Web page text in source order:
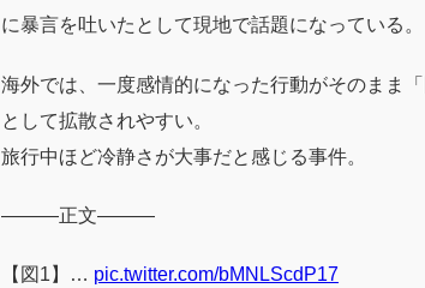
に暴言を吐いたとして現地で話題になっている。
海外では、一度感情的になった行動がそのまま「
として拡散されやすい。
旅行中ほど冷静さが大事だと感じる事件。
———正文———
【図1】… pic.twitter.com/bMNLScdP17